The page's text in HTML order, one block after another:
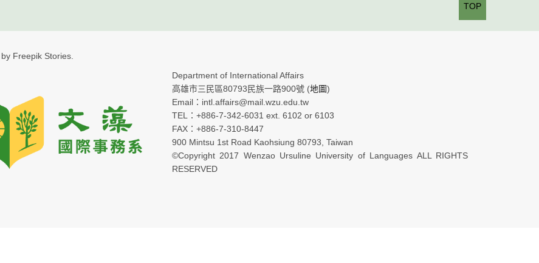
Freepik Stories.
Department of International Affairs
高雄市三民區80793民族一路900號 (地圖)
Email：intl.affairs@mail.wzu.edu.tw
TEL：+886-7-342-6031 ext. 6102 or 6103
FAX：+886-7-310-8447
900 Mintsu 1st Road Kaohsiung 80793, Taiwan
©Copyright 2017 Wenzao Ursuline University of Languages ALL RIGHTS
RESERVED
TOP